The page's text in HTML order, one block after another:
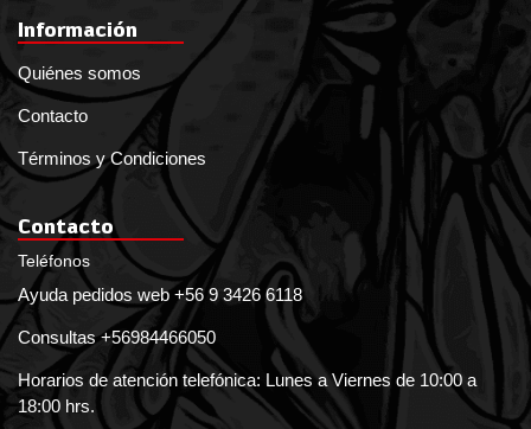
Información
Quiénes somos
Contacto
Términos y Condiciones
Contacto
Teléfonos
Ayuda pedidos web +56 9 3426 6118
Consultas +56984466050
Horarios de atención telefónica: Lunes a Viernes de 10:00 a
18:00 hrs.